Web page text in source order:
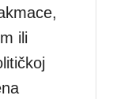
ili